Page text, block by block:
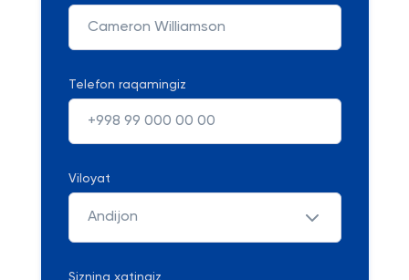
Telefon raqamingiz
Viloyat
Andijon
Sizning xatingiz